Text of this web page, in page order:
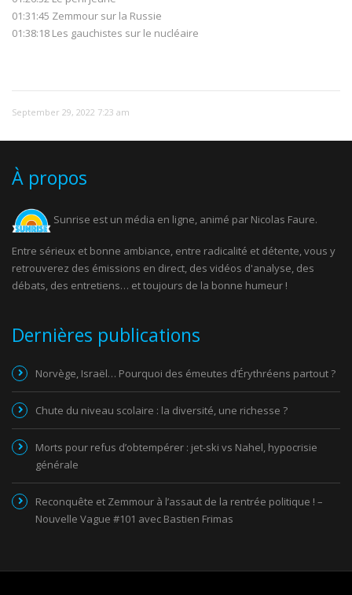
01:31:45 Zemmour sur la Russie
01:38:18 Les gauchistes sur le nucléaire
September 29, 2022 7:23 am
À propos
Sunrise est un média en ligne, animé par Nicolas Faure.
Entre sérieux et bonne ambiance, entre radicalité et détente, vous y
retrouverez des émissions en direct, des vidéos d'analyse, des
débats, des entretiens… et toujours de la bonne humeur !
Dernières publications
Norvège, Israël… Pourquoi des émeutes d’Érythréens partout ?
Chute du niveau scolaire : la diversité, une richesse ?
Morts pour refus d’obtempérer : jet-ski vs Nahel, hypocrisie
générale
Reconquête et Zemmour à l’assaut de la rentrée politique ! –
Nouvelle Vague #101 avec Bastien Frimas